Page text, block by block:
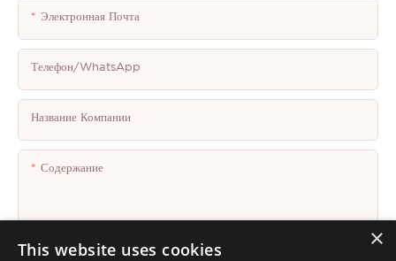
Электронная Почта
Телефон/WhatsApp
Название Компании
Содержание
×
This website uses cookies